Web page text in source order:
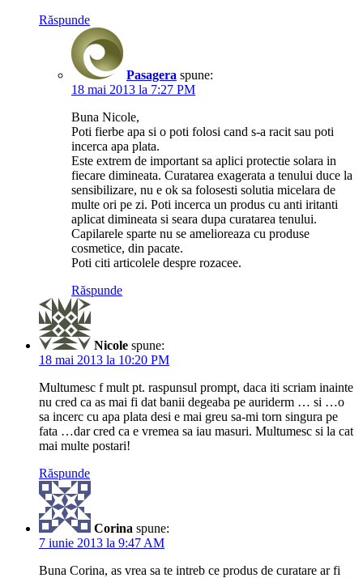
Răspunde
Pasagera spune:
18 mai 2013 la 7:27 PM
Buna Nicole,
Poti fierbe apa si o poti folosi cand s-a racit sau poti
incerca apa plata.
Este extrem de important sa aplici protectie solara in
fiecare dimineata. Curatarea exagerata a tenului duce la
sensibilizare, nu e ok sa folosesti solutia micelara de
multe ori pe zi. Poti incerca un produs cu anti iritanti
aplicat dimineata si seara dupa curatarea tenului.
Capilarele sparte nu se amelioreaza cu produse
cosmetice, din pacate.
Poti citi articolele despre rozacee.
Răspunde
Nicole spune:
18 mai 2013 la 10:20 PM
Multumesc f mult pt. raspunsul prompt, daca iti scriam inainte
nu cred ca as mai fi dat banii degeaba pe auriderm … si …o
sa incerc cu apa plata desi e mai greu sa-mi torn singura pe
fata …dar cred ca e vremea sa iau masuri. Multumesc si la cat
mai multe postari!
Răspunde
Corina spune:
7 iunie 2013 la 9:47 AM
Buna Corina, as vrea sa te intreb ce produs de curatare ar fi